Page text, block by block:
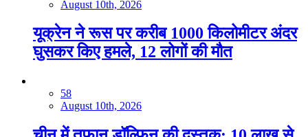
August 10th, 2026
यूक्रेन ने रूस पर करीब 1000 किलोमीटर अंदर
घुसकर किए हमले, 12 लोगों की मौत
58
August 10th, 2026